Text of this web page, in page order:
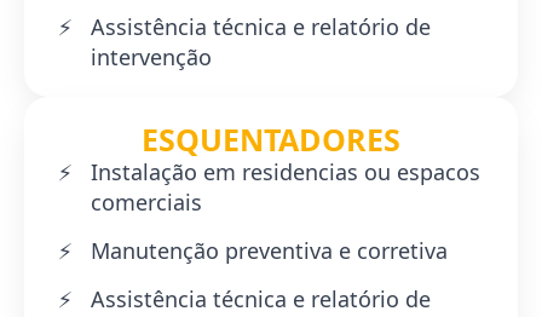
Assistência técnica e relatório de
intervenção
ESQUENTADORES
Instalação em residencias ou espacos
comerciais
Manutenção preventiva e corretiva
Assistência técnica e relatório de